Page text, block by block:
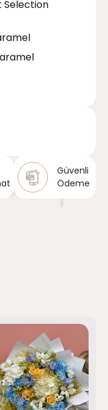
Selection
Güvenli
Ödeme